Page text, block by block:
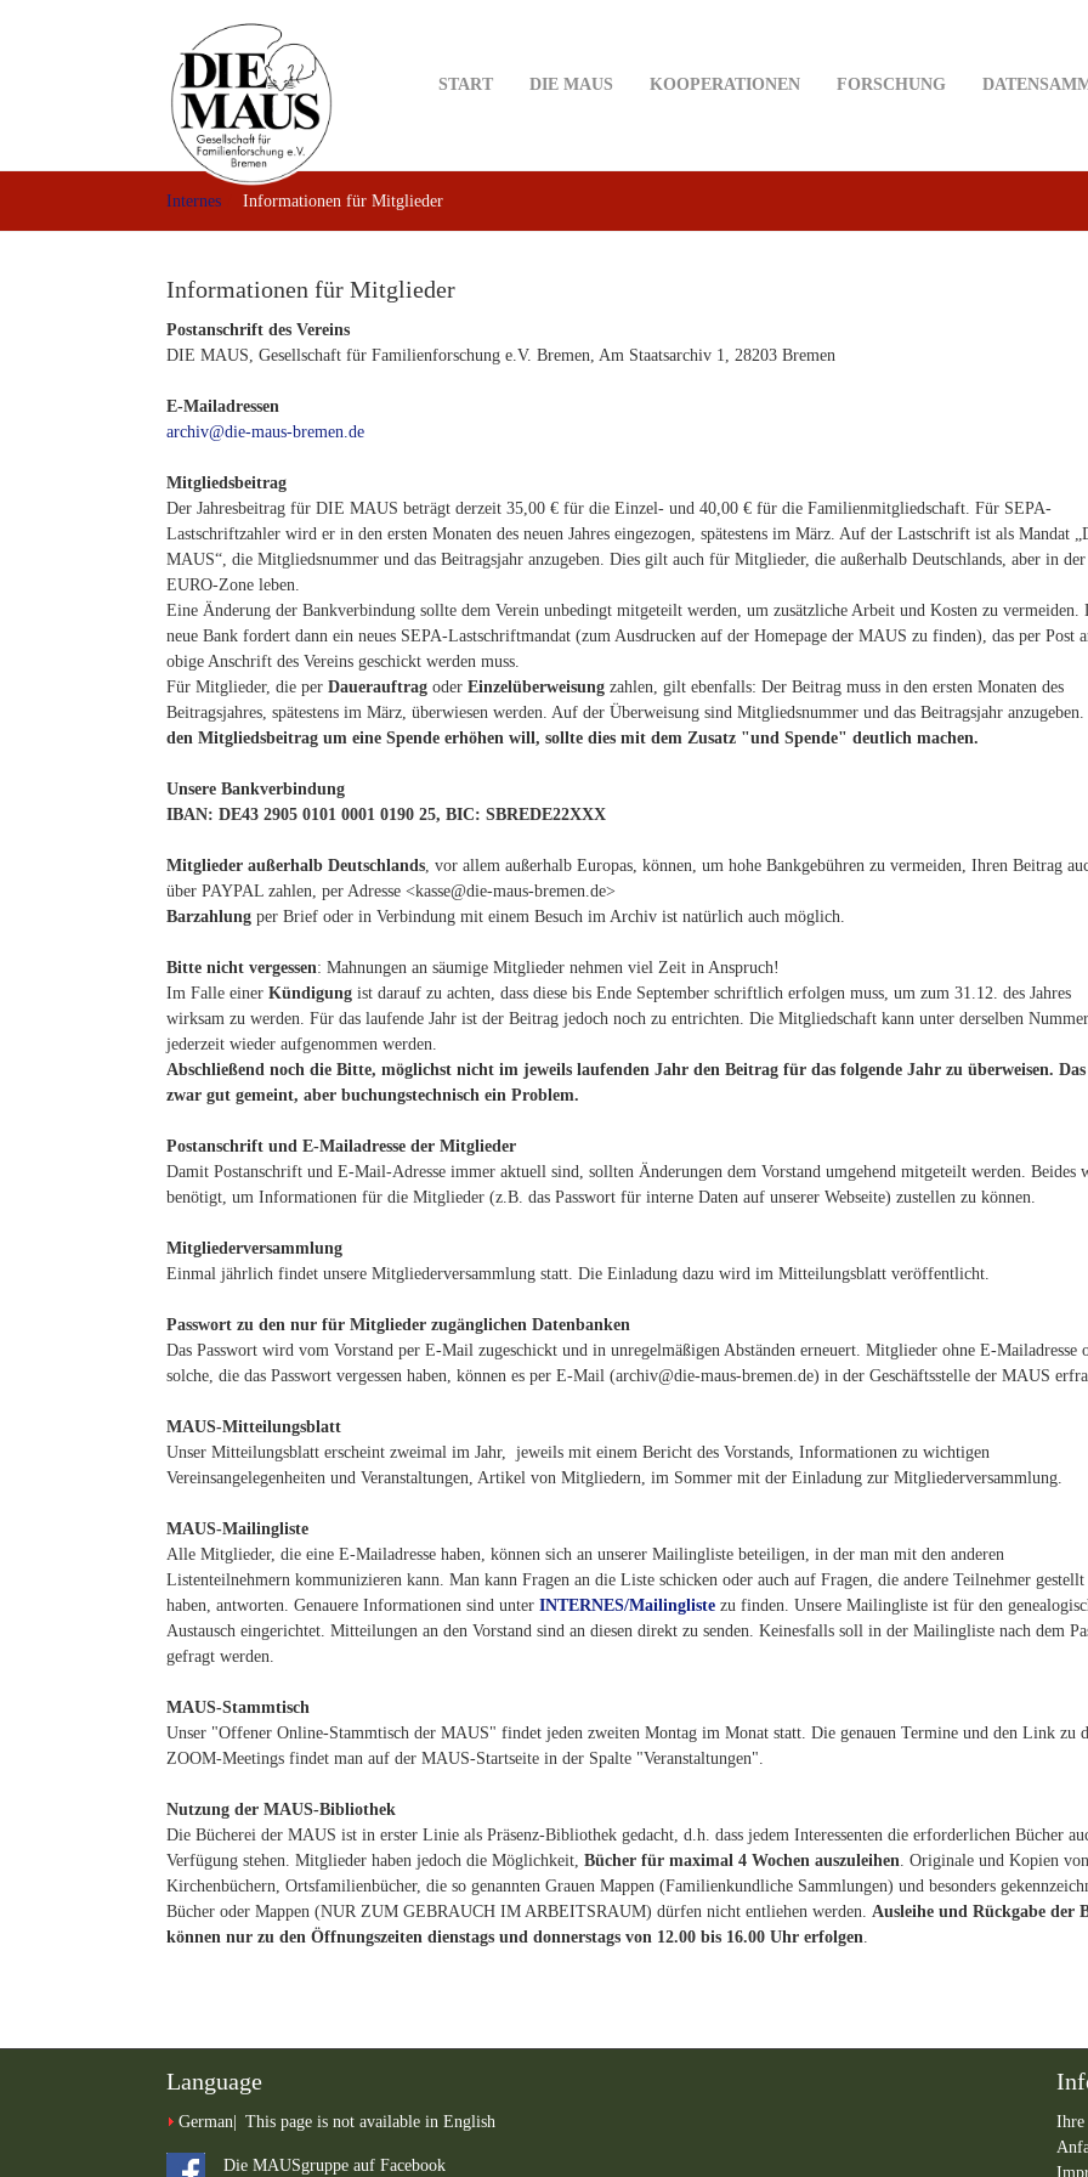
START DIE MAUS KOOPERATIONEN FORSCHUNG
Internes Informationen für Mitglieder
Informationen für Mitglieder
Postanschrift des Vereins
DIE MAUS, Gesellschaft für Familienforschung e.V. Bremen, Am Staatsarchiv 1, 28203 Bremen
E-Mailadressen
archiv@die-maus-bremen.de
Mitgliedsbeitrag
Der Jahresbeitrag für DIE MAUS beträgt derzeit 35,00 € für die Einzel- und 40,00 € für die Familienmitgliedschaft. Für SEPA-
Lastschriftzahler wird er in den ersten Monaten des neuen Jahres eingezogen, spätestens im März. Auf der Lastschrift ist als Mandat
MAUS“, die Mitgliedsnummer und das Beitragsjahr anzugeben. Dies gilt auch für Mitglieder, die außerhalb Deutschlands, aber in der
EURO-Zone leben.
Eine Änderung der Bankverbindung sollte dem Verein unbedingt mitgeteilt werden, um zusätzliche Arbeit und Kosten zu vermeiden.
neue Bank fordert dann ein neues SEPA-Lastschriftmandat (zum Ausdrucken auf der Homepage der MAUS zu finden), das per Post
obige Anschrift des Vereins geschickt werden muss.
Für Mitglieder, die per Dauerauftrag oder Einzelüberweisung zahlen, gilt ebenfalls: Der Beitrag muss in den ersten Monaten des
Beitragsjahres, spätestens im März, überwiesen werden. Auf der Überweisung sind Mitgliedsnummer und das Beitragsjahr anzugeben.
den Mitgliedsbeitrag um eine Spende erhöhen will, sollte dies mit dem Zusatz "und Spende" deutlich machen.
Unsere Bankverbindung
IBAN: DE43 2905 0101 0001 0190 25, BIC: SBREDE22XXX
Mitglieder außerhalb Deutschlands, vor allem außerhalb Europas, können, um hohe Bankgebühren zu vermeiden, Ihren Beitrag
über PAYPAL zahlen, per Adresse <kasse@die-maus-bremen.de>
Barzahlung per Brief oder in Verbindung mit einem Besuch im Archiv ist natürlich auch möglich.
Bitte nicht vergessen: Mahnungen an säumige Mitglieder nehmen viel Zeit in Anspruch!
Im Falle einer Kündigung ist darauf zu achten, dass diese bis Ende September schriftlich erfolgen muss, um zum 31.12. des Jahres
wirksam zu werden. Für das laufende Jahr ist der Beitrag jedoch noch zu entrichten. Die Mitgliedschaft kann unter derselben Nummer
jederzeit wieder aufgenommen werden.
Abschließend noch die Bitte, möglichst nicht im jeweils laufenden Jahr den Beitrag für das folgende Jahr zu überweisen.
zwar gut gemeint, aber buchungstechnisch ein Problem.
Postanschrift und E-Mailadresse der Mitglieder
Damit Postanschrift und E-Mail-Adresse immer aktuell sind, sollten Änderungen dem Vorstand umgehend mitgeteilt werden. Beides
benötigt, um Informationen für die Mitglieder (z.B. das Passwort für interne Daten auf unserer Webseite) zustellen zu können.
Mitgliederversammlung
Einmal jährlich findet unsere Mitgliederversammlung statt. Die Einladung dazu wird im Mitteilungsblatt veröffentlicht.
Passwort zu den nur für Mitglieder zugänglichen Datenbanken
Das Passwort wird vom Vorstand per E-Mail zugeschickt und in unregelmäßigen Abständen erneuert. Mitglieder ohne E-Mailadresse
solche, die das Passwort vergessen haben, können es per E-Mail (archiv@die-maus-bremen.de) in der Geschäftsstelle der MAUS
MAUS-Mitteilungsblatt
Unser Mitteilungsblatt erscheint zweimal im Jahr, jeweils mit einem Bericht des Vorstands, Informationen zu wichtigen
Vereinsangelegenheiten und Veranstaltungen, Artikel von Mitgliedern, im Sommer mit der Einladung zur Mitgliederversammlung.
MAUS-Mailingliste
Alle Mitglieder, die eine E-Mailadresse haben, können sich an unserer Mailingliste beteiligen, in der man mit den anderen
Listenteilnehmern kommunizieren kann. Man kann Fragen an die Liste schicken oder auch auf Fragen, die andere Teilnehmer gestellt
haben, antworten. Genauere Informationen sind unter INTERNES/Mailingliste zu finden. Unsere Mailingliste ist für den
Austausch eingerichtet. Mitteilungen an den Vorstand sind an diesen direkt zu senden. Keinesfalls soll in der Mailingliste nach dem
gefragt werden.
MAUS-Stammtisch
Unser "Offener Online-Stammtisch der MAUS" findet jeden zweiten Montag im Monat statt. Die genauen Termine und den Link zu
ZOOM-Meetings findet man auf der MAUS-Startseite in der Spalte "Veranstaltungen".
Nutzung der MAUS-Bibliothek
Die Bücherei der MAUS ist in erster Linie als Präsenz-Bibliothek gedacht, d.h. dass jedem Interessenten die erforderlichen Bücher
Verfügung stehen. Mitglieder haben jedoch die Möglichkeit, Bücher für maximal 4 Wochen auszuleihen. Originale und Kopien von
Kirchenbüchern, Ortsfamilienbücher, die so genannten Grauen Mappen (Familienkundliche Sammlungen) und besonders
Bücher oder Mappen (NUR ZUM GEBRAUCH IM ARBEITSRAUM) dürfen nicht entliehen werden. Ausleihe und Rückgabe der
können nur zu den Öffnungszeiten dienstags und donnerstags von 12.00 bis 16.00 Uhr erfolgen.
Language
German This page is not available in English
Die MAUSgruppe auf Facebook
Ihre